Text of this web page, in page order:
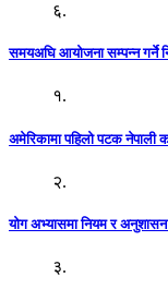
६.
समयअघि आयोजना सम्पन्न गर्ने
१.
अमेरिकामा पहिलो पटक नेपाली
२.
योग अभ्यासमा नियम र
३.